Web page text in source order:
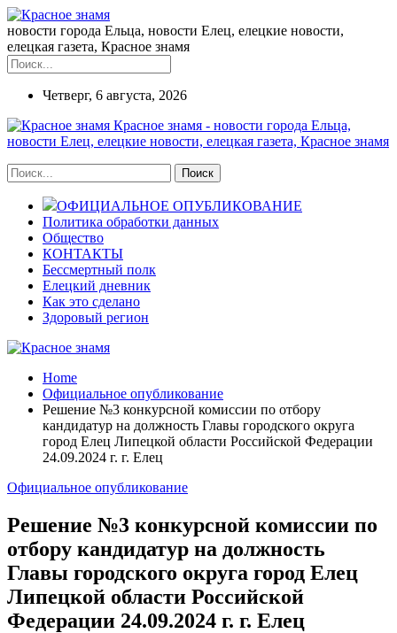
новости города Ельца, новости Елец, елецкие новости,
елецкая газета, Красное знамя
Четверг, 6 августа, 2026
Красное знамя - новости города Ельца,
новости Елец, елецкие новости, елецкая газета, Красное знамя
ОФИЦИАЛЬНОЕ ОПУБЛИКОВАНИЕ
Политика обработки данных
Общество
КОНТАКТЫ
Бессмертный полк
Елецкий дневник
Как это сделано
Здоровый регион
Home
Официальное опубликование
Решение №3 конкурсной комиссии по отбору
кандидатур на должность Главы городского округа
город Елец Липецкой области Российской Федерации
24.09.2024 г. г. Елец
Официальное опубликование
Решение №3 конкурсной комиссии по
отбору кандидатур на должность
Главы городского округа город Елец
Липецкой области Российской
Федерации 24.09.2024 г. г. Елец